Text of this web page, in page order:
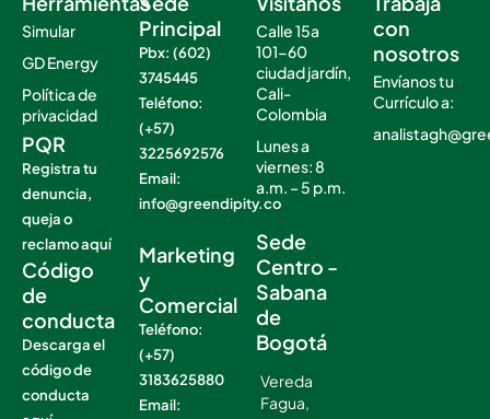
Simular
GD Energy
Política de
privacidad
PQR
Registra tu
denuncia,
queja o
reclamo aquí
Código
de
conducta
Descarga el
código de
conducta
Principal
Pbx: (602)
3745445
Teléfono:
(+57)
3225692576
Email:
info@greendipity.co
Marketing
y
Comercial
Teléfono:
(+57)
3183625880
Email:
Calle 15a
101-60
ciudad jardín,
Cali-
Colombia
Lunes a
viernes: 8
a.m. – 5 p.m.
.
Sede
Centro -
Sabana
de
Bogotá
Vereda
Fagua,
con
nosotros
Envíanos tu
Currículo a: